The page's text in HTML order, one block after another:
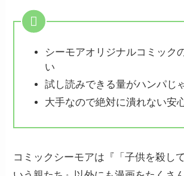
シーモアオリジナルコミック
い
試し読みできる量がハンパじ
大手なので絶対に潰れない安
コミックシーモアは『「子供を殺し